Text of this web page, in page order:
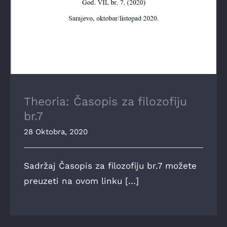
Theoria: Časopis za filozofiju
br.7
28 Oktobra, 2020
Sadržaj Časopis za filozofiju br.7 možete
preuzeti na ovom linku [...]